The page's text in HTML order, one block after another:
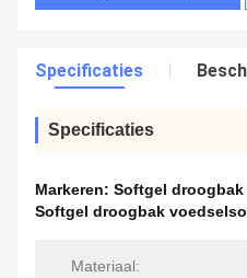
Specificaties
Specificaties
Markeren: Softgel
Softgel droogbak
Materiaal: